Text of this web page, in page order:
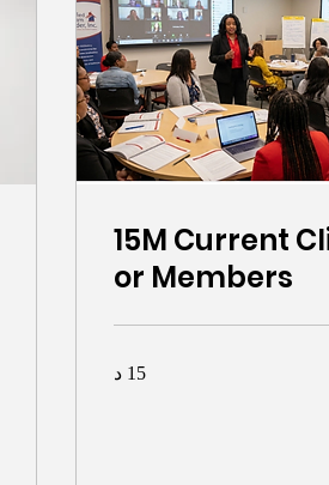
15M Current
or Members
15 د